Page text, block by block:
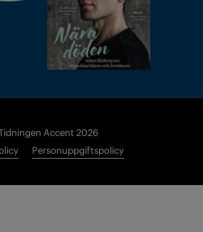
Accent 2026
Personuppgiftspolicy